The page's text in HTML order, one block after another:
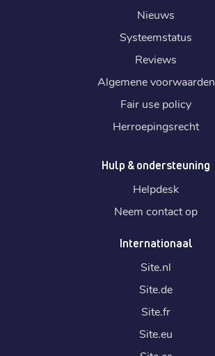
Nieuws
Systeemstatus
Reviews
Algemene voorwaarden
Fair use policy
Herroepingsrecht
Hulp & ondersteuning
Helpdesk
Neem contact op
Internationaal
Site.nl
Site.de
Site.fr
Site.eu